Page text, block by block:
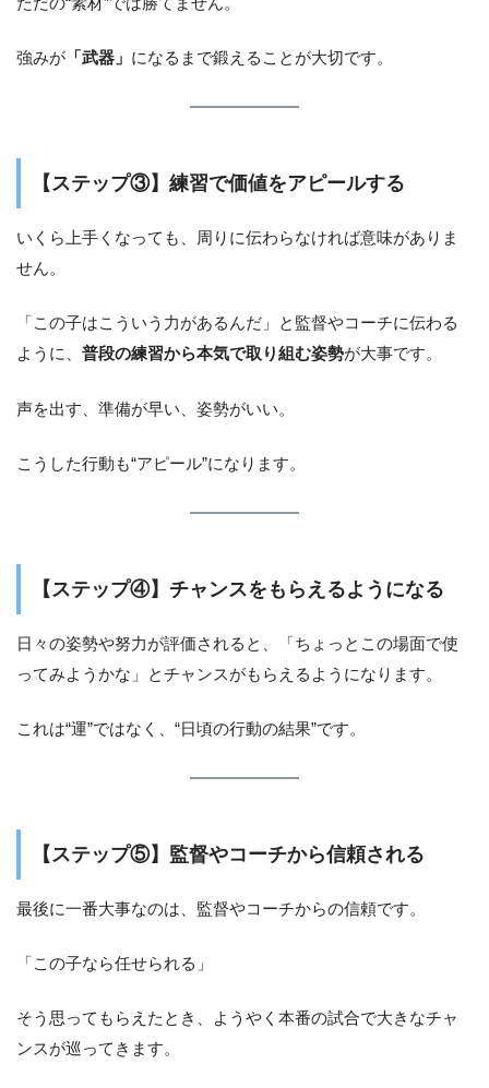
強みが 「武器」 になるまで鍛えることが大切です。
【ステップ③】練習で価値をアピールする
いくら上手くなっても、周りに伝わらなければ意味がありま
せん。
「この子はこういう力があるんだ」と監督やコーチに伝わる
ように、 普段の練習から本気で取り組む姿勢が大事です。
声を出す、準備が早い、姿勢がいい。
こうした行動も“アピール”になります。
【ステップ④】チャンスをもらえるようになる
日々の姿勢や努力が評価されると、「ちょっとこの場面で使
ってみようかな」とチャンスがもらえるようになります。
これは“運”ではなく、“日頃の行動の結果”です。
【ステップ⑤】監督やコーチから信頼される
最後に一番大事なのは、監督やコーチからの信頼です。
「この子なら任せられる」
そう思ってもらえたとき、ようやく本番の試合で大きなチャ
ンスが巡ってきます。